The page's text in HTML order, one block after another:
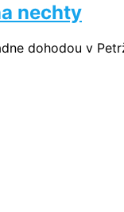
nechty
dohodou v